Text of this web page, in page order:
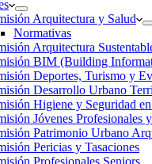
Arquitectura y Salud
Normativas
Arquitectura
BIM (Building
Deportes, Turismo y
Desarrollo Urbano
Higiene y Seguridad
Jóvenes Profesionales
Patrimonio Urbano
Pericias y Tasaciones
Profesionales Seniors